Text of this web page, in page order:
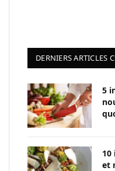
DERNIERS ARTICLES
5
10
et